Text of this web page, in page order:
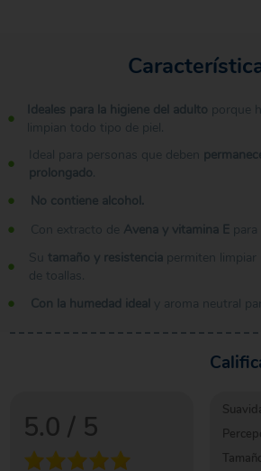
Ideales para la higiene del adulto porque
limpian todo tipo de piel.
Ideal para personas que deben
prolongado
No contiene alcohol.
Con extracto de Avena y vitamina E
Su tamaño y resistencia permiten
de toallas.
Con la humedad ideal y aroma neutral
5.0 / 5